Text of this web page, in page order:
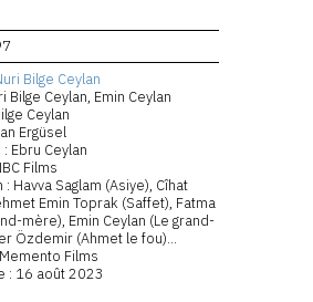
Bilge Ceylan
Bilge Ceylan, Emin Ceylan
Ceylan
Ergüsel
Ebru Ceylan
Films
Havva Saglam (Asiye), Cîhat
Emin Toprak (Saffet), Fatma
mère), Emin Ceylan (Le grand-
Özdemir (Ahmet le fou)...
Films
: 16 août 2023